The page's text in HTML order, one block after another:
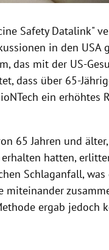
Safety Datalink"
in den USA
das mit der US-
dass über 65-
ein erhöhtes
65 Jahren und
hatten,
Schlaganfall,
ergab jedoch